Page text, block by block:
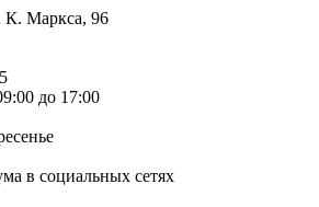
К. Маркса, 96
до 17:00
в социальных сетях